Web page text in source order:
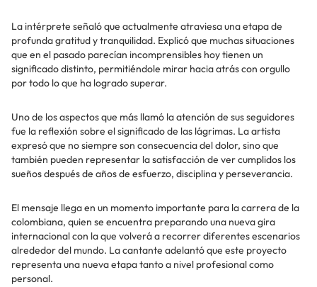
La intérprete señaló que actualmente atraviesa una etapa de
profunda gratitud y tranquilidad. Explicó que muchas situaciones
que en el pasado parecían incomprensibles hoy tienen un
significado distinto, permitiéndole mirar hacia atrás con orgullo
por todo lo que ha logrado superar.
Uno de los aspectos que más llamó la atención de sus seguidores
fue la reflexión sobre el significado de las lágrimas. La artista
expresó que no siempre son consecuencia del dolor, sino que
también pueden representar la satisfacción de ver cumplidos los
sueños después de años de esfuerzo, disciplina y perseverancia.
El mensaje llega en un momento importante para la carrera de la
colombiana, quien se encuentra preparando una nueva gira
internacional con la que volverá a recorrer diferentes escenarios
alrededor del mundo. La cantante adelantó que este proyecto
representa una nueva etapa tanto a nivel profesional como
personal.